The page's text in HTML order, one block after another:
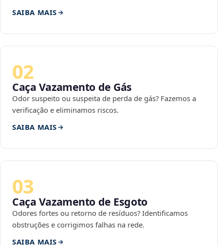
SAIBA MAIS
02
Caça Vazamento de Gás
Odor suspeito ou suspeita de perda de gás? Fazemos a
verificação e eliminamos riscos.
SAIBA MAIS
03
Caça Vazamento de Esgoto
Odores fortes ou retorno de resíduos? Identificamos
obstruções e corrigimos falhas na rede.
SAIBA MAIS